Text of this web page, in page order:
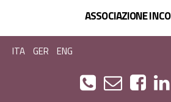
ASSOCIAZIONE INCO
ITA GER ENG